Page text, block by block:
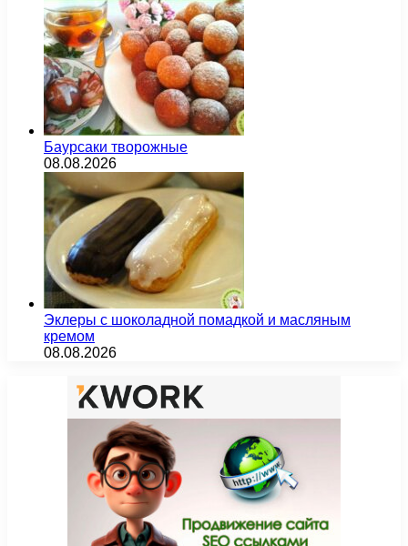
Баурсаки творожные
08.08.2026
Эклеры с шоколадной помадкой и масляным
кремом
08.08.2026